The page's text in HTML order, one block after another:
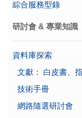
綜合服務型錄
研討會 & 專業知識
資料庫探索
文獻： 白皮書、
技術手冊
網路隨選研討會